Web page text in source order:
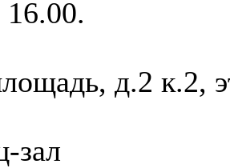
д.2 к.2,
зал